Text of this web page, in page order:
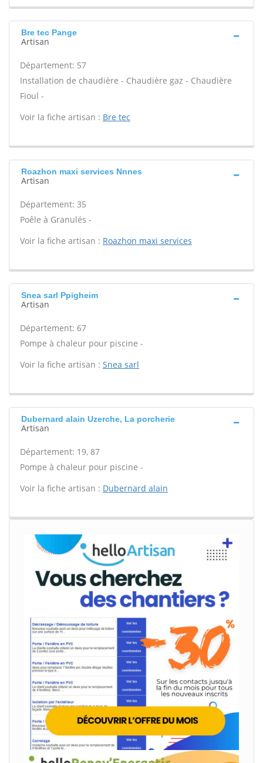
Bre tec Pange
Artisan
Département: 57
Installation de chaudière - Chaudière gaz - Chaudière
Fioul -
Voir la fiche artisan : Bre tec
Roazhon maxi services Nnnes
Artisan
Département: 35
Poêle à Granulés -
Voir la fiche artisan : Roazhon maxi services
Snea sarl Ppigheim
Artisan
Département: 67
Pompe à chaleur pour piscine -
Voir la fiche artisan : Snea sarl
Dubernard alain Uzerche, La porcherie
Artisan
Département: 19, 87
Pompe à chaleur pour piscine -
Voir la fiche artisan : Dubernard alain